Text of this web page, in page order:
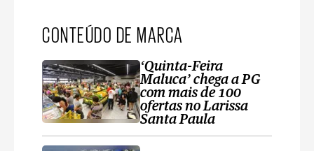
CONTEÚDO DE MARCA
‘Quinta-Feira
Maluca’ chega a PG
com mais de 100
ofertas no Larissa
Santa Paula